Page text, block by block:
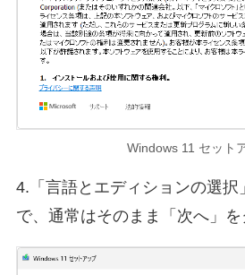
Windows 11 セット
4.「言語とエディションの選択
で、通常はそのまま「次へ」を